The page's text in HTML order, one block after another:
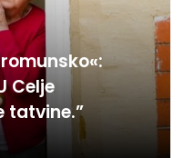
Celje
tatvine.”